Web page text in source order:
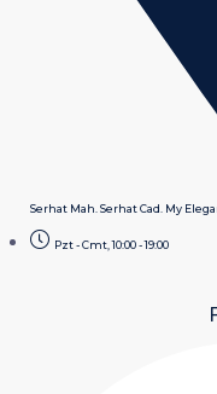
Serhat Mah. Serhat Cad. My
Pzt - Cmt, 10:00 - 19:00